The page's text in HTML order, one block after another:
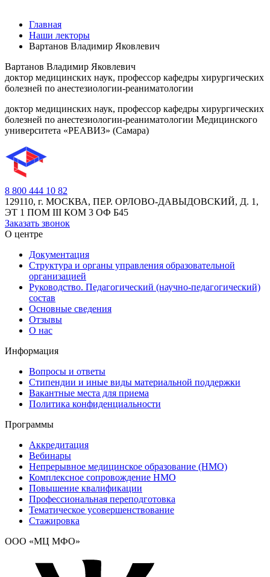
Главная
Наши лекторы
Вартанов Владимир Яковлевич
Вартанов Владимир Яковлевич
доктор медицинских наук, профессор кафедры хирургических
болезней по анестезиологии-реаниматологии
доктор медицинских наук, профессор кафедры хирургических
болезней по анестезиологии-реаниматологии Медицинского
университета «РЕАВИЗ» (Самара)
8 800 444 10 82
129110, г. МОСКВА, ПЕР. ОРЛОВО-ДАВЫДОВСКИЙ, Д. 1,
ЭТ 1 ПОМ III КОМ 3 ОФ Б45
Заказать звонок
О центре
Документация
Структура и органы управления образовательной
организацией
Руководство. Педагогический (научно-педагогический)
состав
Основные сведения
Отзывы
О нас
Информация
Вопросы и ответы
Стипендии и иные виды материальной поддержки
Вакантные места для приема
Политика конфиденциальности
Программы
Аккредитация
Вебинары
Непрерывное медицинское образование (НМО)
Комплексное сопровождение НМО
Повышение квалификации
Профессиональная переподготовка
Тематическое усовершенствование
Стажировка
ООО «МЦ МФО»